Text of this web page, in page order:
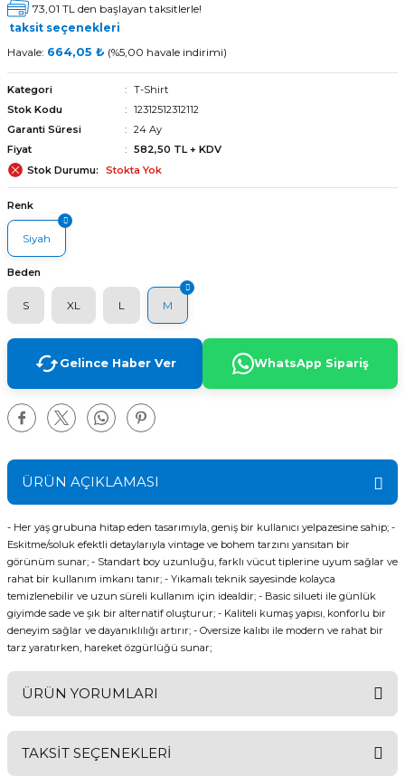
73,01 TL den başlayan taksitlerle!
taksit seçenekleri
Havale: 664,05 ₺ (%5,00 havale indirimi)
Kategori
T-Shirt
Stok Kodu
12312512312112
Garanti Süresi
24 Ay
Fiyat
582,50 TL + KDV
Stok Durumu
Stokta Yok
Renk
Siyah
Beden
S XL L M
Gelince Haber Ver WhatsApp Sipariş
ÜRÜN AÇIKLAMASI
- Her yaş grubuna hitap eden tasarımıyla, geniş bir kullanıcı yelpazesine sahip; -
Eskitme/soluk efektli detaylarıyla vintage ve bohem tarzını yansıtan bir
görünüm sunar; - Standart boy uzunluğu, farklı vücut tiplerine uyum sağlar ve
rahat bir kullanım imkanı tanır; - Yıkamalı teknik sayesinde kolayca
temizlenebilir ve uzun süreli kullanım için idealdir; - Basic silueti ile günlük
giyimde sade ve şık bir alternatif oluşturur; - Kaliteli kumaş yapısı, konforlu bir
deneyim sağlar ve dayanıklılığı artırır; - Oversize kalıbı ile modern ve rahat bir
tarz yaratırken, hareket özgürlüğü sunar;
ÜRÜN YORUMLARI
TAKSİT SEÇENEKLERİ